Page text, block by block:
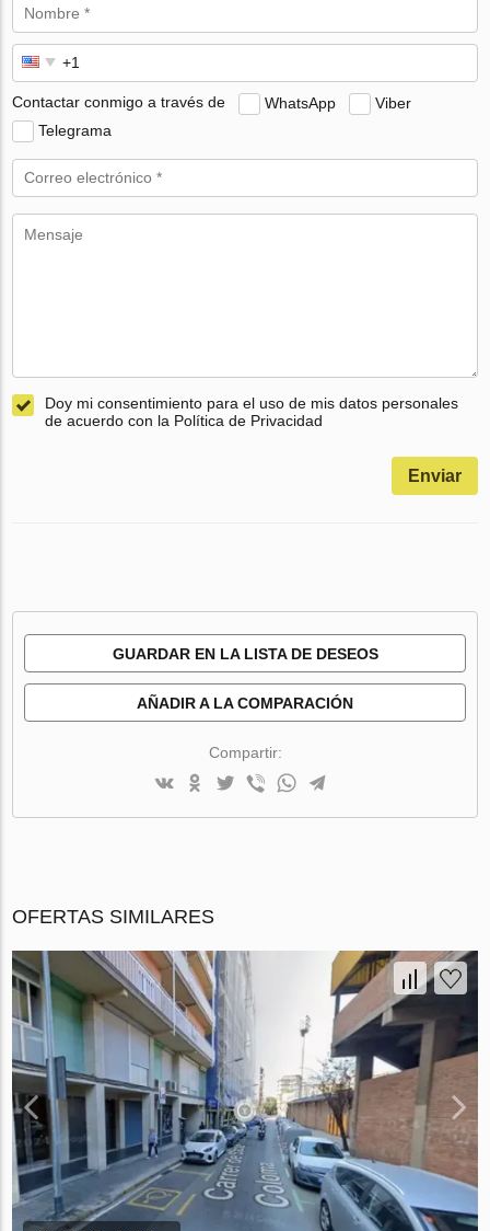
Contactar conmigo a través de WhatsApp
Viber
Telegrama
Doy mi consentimiento para el uso de mis datos personales
de acuerdo con la Política de Privacidad
Enviar
GUARDAR EN LA LISTA DE DESEOS
AÑADIR A LA COMPARACIÓN
Compartir:
OFERTAS SIMILARES